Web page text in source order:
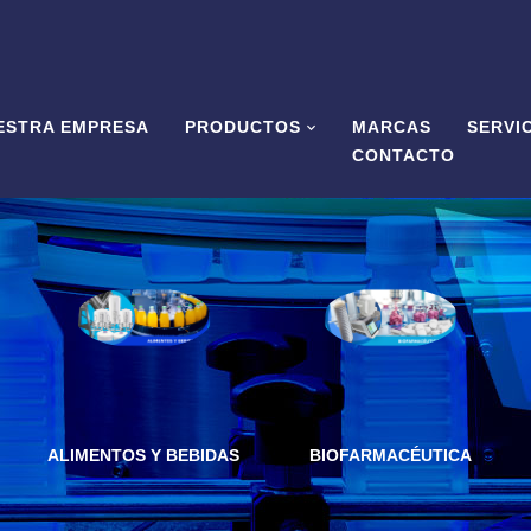
EMPRESA PRODUCTOS MARCAS
CONTACTO
ALIMENTOS Y BEBIDAS BIOFARMACÉUTICA